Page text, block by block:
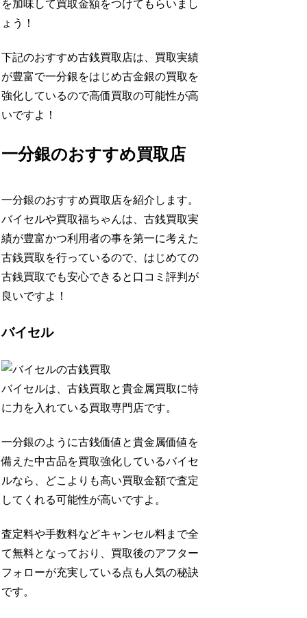
を加味して買取金額をつけてもらいまし
ょう！
下記のおすすめ古銭買取店は、買取実績
が豊富で一分銀をはじめ古金銀の買取を
強化しているので高価買取の可能性が高
いですよ！
一分銀のおすすめ買取店
一分銀のおすすめ買取店を紹介します。
バイセルや買取福ちゃんは、古銭買取実
績が豊富かつ利用者の事を第一に考えた
古銭買取を行っているので、はじめての
古銭買取でも安心できると口コミ評判が
良いですよ！
バイセル
バイセルは、古銭買取と貴金属買取に特
に力を入れている買取専門店です。
一分銀のように古銭価値と貴金属価値を
備えた中古品を買取強化しているバイセ
ルなら、
どこよりも高い買取金額で査定
してくれる可能性が高いですよ。
査定料や手数料などキャンセル料まで全
て無料となっており、買取後のアフター
フォローが充実している点も人気の秘訣
です。